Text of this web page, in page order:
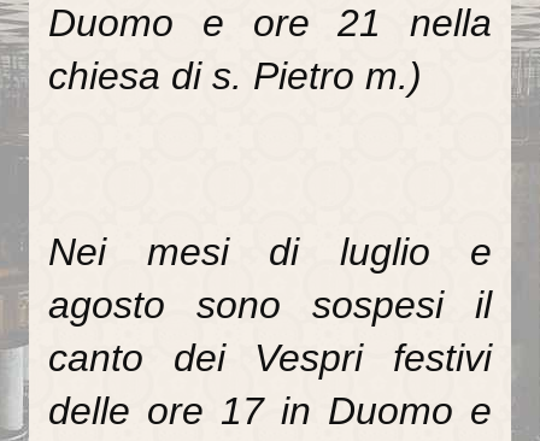
Il Battesimo
Eucaristia e Confermazione
Unzione degli infermi
Consiglio Pastorale Parrocchiale
Commissioni del Consiglio Pastorale
Informazioni utili
Duomo e ore 21 nella
chiesa di s. Pietro m.)
Nei mesi di luglio e
agosto sono sospesi il
canto dei Vespri festivi
delle ore 17 in Duomo e